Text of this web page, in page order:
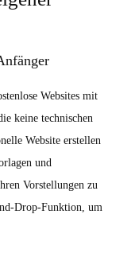
Websites mit
keine technischen
Website erstellen
und
Vorstellungen zu
Drop-Funktion, um